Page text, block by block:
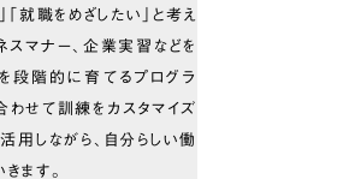
「就職をめざしたい」と考え
スマナー、企業実習などを
段階的に育てるプログラ
せて訓練をカスタマイズ
用しながら、自分らしい働
ます。